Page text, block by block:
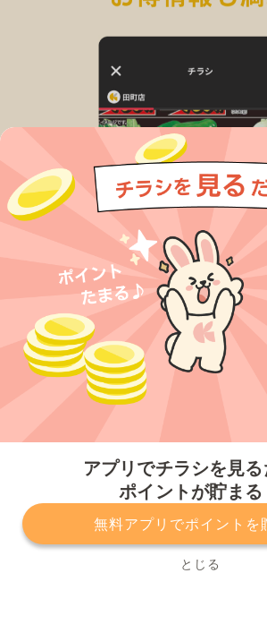
アプリでチラシを見
ポイントが貯まる
無料アプリでポイントを
とじる
プライバシーポリシー 利用規約
サービスに関してのお問い合わせ